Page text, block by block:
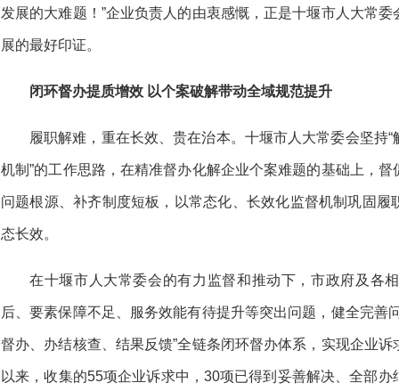
发展的大难题！”企业负责人的由衷感慨，正是十堰市人大常
展的最好印证。
闭环督办提质增效 以个案破解带动全域规范提升
履职解难，重在长效、贵在治本。十堰市人大常委会坚持
机制”的工作思路，在精准督办化解企业个案难题的基础上，
问题根源、补齐制度短板，以常态化、长效化监督机制巩固
态长效。
在十堰市人大常委会的有力监督和推动下，市政府及各
后、要素保障不足、服务效能有待提升等突出问题，健全完善
督办、办结核查、结果反馈”全链条闭环督办体系，实现企业
以来，收集的55项企业诉求中，30项已得到妥善解决、全部